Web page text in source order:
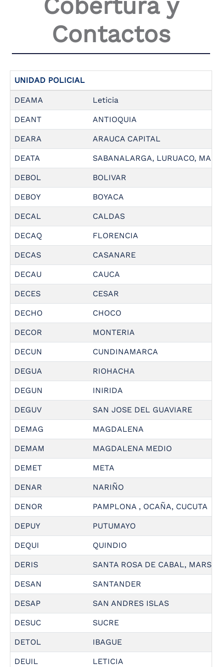
interact
content.
Cobertura y
Contactos
UNIDAD POLICIAL
DEAMA Leticia
DEANT ANTIOQUIA
DEARA ARAUCA CAPITAL
DEATA SABANALARGA, LURUACO,
DEBOL BOLIVAR
DEBOY BOYACA
DECAL CALDAS
DECAQ FLORENCIA
DECAS CASANARE
DECAU CAUCA
DECES CESAR
DECHO CHOCO
DECOR MONTERIA
DECUN CUNDINAMARCA
DEGUA RIOHACHA
DEGUN INIRIDA
DEGUV SAN JOSE DEL GUAVIARE
DEMAG MAGDALENA
DEMAM MAGDALENA MEDIO
DEMET META
DENAR NARIÑO
DENOR PAMPLONA , OCAÑA, CUCUTA
DEPUY PUTUMAYO
DEQUI QUINDIO
DERIS SANTA ROSA DE CABAL,
DESAN SANTANDER
DESAP SAN ANDRES ISLAS
DESUC SUCRE
DETOL IBAGUE
DEUIL LETICIA